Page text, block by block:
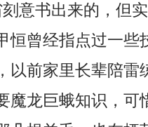
意书出来的，但
恒曾经指点过一些
以前家里长辈陪雷
魔龙巨蛾知识，